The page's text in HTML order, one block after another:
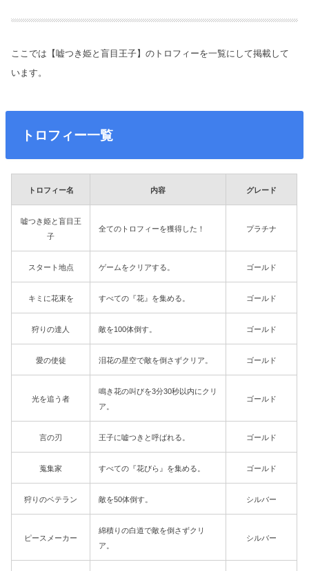
ここでは【嘘つき姫と盲目王子】のトロフィーを一覧にして掲載して
います。
トロフィー一覧
トロフィー名 内容 グレード
嘘つき姫と盲目王
子
全てのトロフィーを獲得した！ プラチナ
スタート地点 ゲームをクリアする。 ゴールド
キミに花束を すべての『花』を集める。 ゴールド
狩りの達人 敵を100体倒す。 ゴールド
愛の使徒 泪花の星空で敵を倒さずクリア。 ゴールド
光を追う者
鳴き花の叫びを3分30秒以内にクリ
ア。
ゴールド
言の刃 王子に嘘つきと呼ばれる。 ゴールド
蒐集家 すべての『花びら』を集める。 ゴールド
狩りのベテラン 敵を50体倒す。 シルバー
ピースメーカー
綿積りの白道で敵を倒さずクリ
ア。
シルバー